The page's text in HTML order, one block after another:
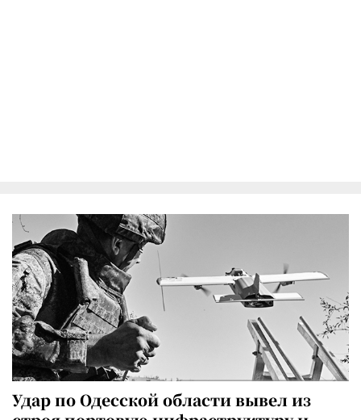
Удар по Одесской области вывел из